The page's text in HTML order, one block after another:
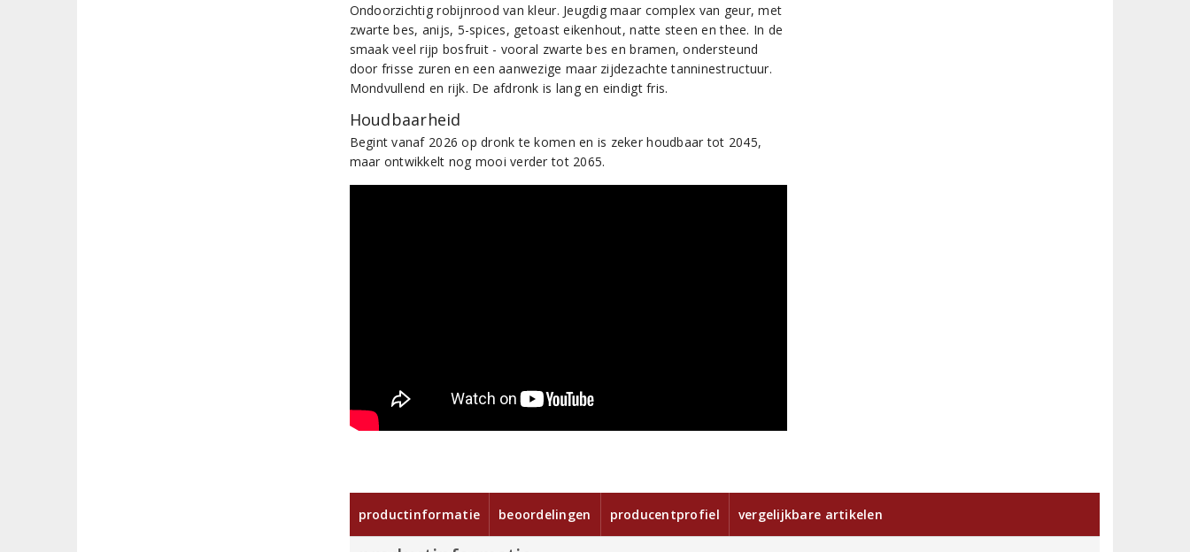
Ondoorzichtig robijnrood van kleur. Jeugdig maar complex van geur, met
zwarte bes, anijs, 5-spices, getoast eikenhout, natte steen en thee. In de
smaak veel rijp bosfruit - vooral zwarte bes en bramen, ondersteund
door frisse zuren en een aanwezige maar zijdezachte tanninestructuur.
Mondvullend en rijk. De afdronk is lang en eindigt fris.
Houdbaarheid
Begint vanaf 2026 op dronk te komen en is zeker houdbaar tot 2045,
maar ontwikkelt nog mooi verder tot 2065.
productinformatie beoordelingen producentprofiel vergelijkbare artikelen